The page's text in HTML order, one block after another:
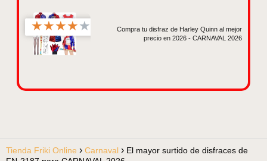
★★★★★
Compra tu disfraz de Harley Quinn al mejor
precio en 2026 - CARNAVAL 2026
Tienda Friki Online Carnaval
El mayor surtido de disfraces de